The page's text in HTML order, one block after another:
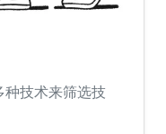
技术来筛选技